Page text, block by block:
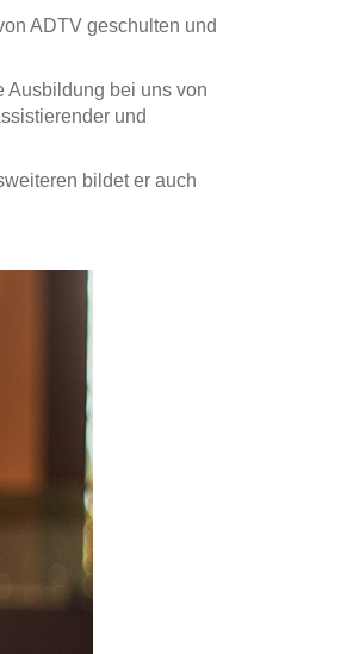
ADTV geschulten und
Ausbildung bei uns von
und
bildet er auch